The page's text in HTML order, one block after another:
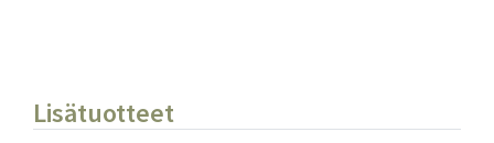
Lisätuotteet